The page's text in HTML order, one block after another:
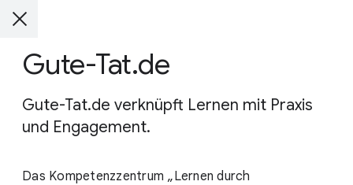
Gute-Tat.de
Gute-Tat.de verknüpft Lernen mit Praxis
und Engagement.
Das Kompetenzzentrum „Lernen durch